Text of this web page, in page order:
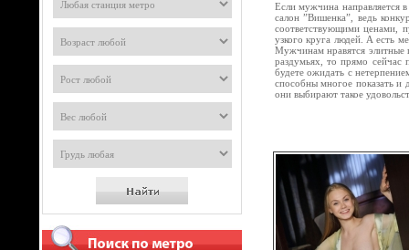
Если мужчина направляется
салон ”Вишенка”, ведь
соответствующими ценами,
узкого круга людей. А есть
Мужчинам нравятся элитные
раздумьях, то прямо сейчас
будете ожидать с
способны многое показать и
они выбирают такое